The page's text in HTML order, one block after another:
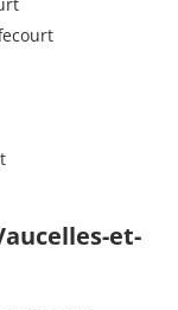
et-